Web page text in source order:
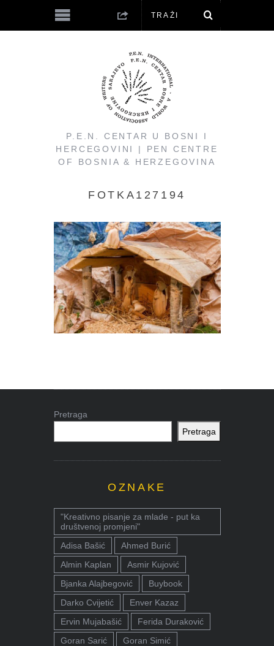
P.E.N. CENTAR U BOSNI I
HERCEGOVINI | PEN CENTRE
OF BOSNIA & HERZEGOVINA
FOTKA127194
Pretraga
Pretraga
OZNAKE
"Kreativno pisanje za mlade - put ka
društvenoj promjeni"
Adisa Bašić
Ahmed Burić
Almin Kaplan
Asmir Kujović
Bjanka Alajbegović
Buybook
Darko Cvijetić
Enver Kazaz
Ervin Mujabašić
Ferida Duraković
Goran Sarić
Goran Simić